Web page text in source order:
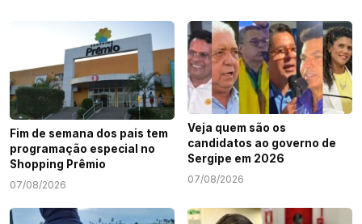
Fim de semana dos pais tem
programação especial no
Shopping Prêmio
07/08/2026
Veja quem são os
candidatos ao governo de
Sergipe em 2026
07/08/2026